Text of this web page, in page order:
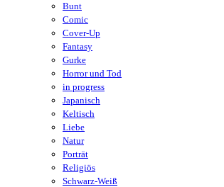
Bunt
Comic
Cover-Up
Fantasy
Gurke
Horror und Tod
in progress
Japanisch
Keltisch
Liebe
Natur
Porträt
Religiös
Schwarz-Weiß